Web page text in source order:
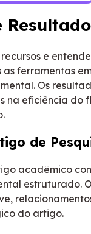
e
ferramentas
Os
na eficiência do
de
acadêmico
estruturado.
do artigo.